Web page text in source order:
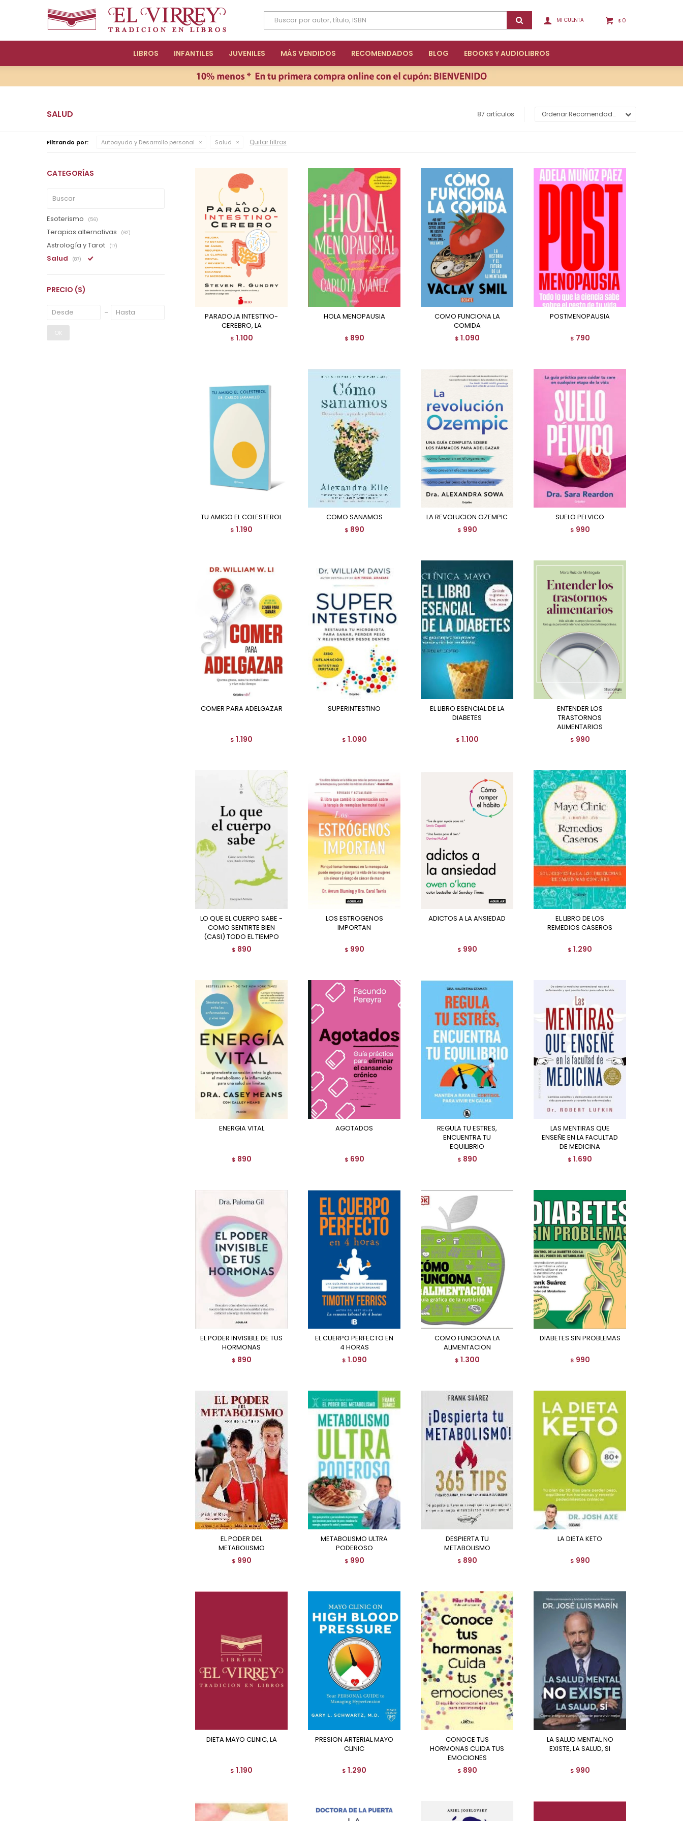
LIBROS INFANTILES JUVENILES MÁS VENDIDOS RECOMENDADOS BLOG EBOOKS Y AUDIOLIBROS
$ 0
SALUD 87 artículos Recomendados
Filtrando por: Autoayuda y Desarrollo personal Salud Quitar filtros
PARADOJA INTESTINO-
CEREBRO, LA
$ 1.100
HOLA MENOPAUSIA
$ 890
COMO FUNCIONA LA
COMIDA
$ 1.090
POSTMENOPAUSIA
$ 790
TU AMIGO EL COLESTEROL
$ 1.190
COMO SANAMOS
$ 890
LA REVOLUCION OZEMPIC
$ 990
SUELO PELVICO
$ 990
COMER PARA ADELGAZAR
$ 1.190
SUPERINTESTINO
$ 1.090
EL LIBRO ESENCIAL DE LA
DIABETES
$ 1.100
ENTENDER LOS
TRASTORNOS
ALIMENTARIOS
$ 990
LO QUE EL CUERPO SABE -
COMO SENTIRTE BIEN
(CASI) TODO EL TIEMPO
$ 890
LOS ESTROGENOS
IMPORTAN
$ 990
ADICTOS A LA ANSIEDAD
$ 990
EL LIBRO DE LOS
REMEDIOS CASEROS
$ 1.290
ENERGIA VITAL
$ 890
AGOTADOS
$ 690
REGULA TU ESTRES,
ENCUENTRA TU
EQUILIBRIO
$ 890
LAS MENTIRAS QUE
ENSEÑE EN LA FACULTAD
DE MEDICINA
$ 1.690
EL PODER INVISIBLE DE TUS
HORMONAS
$ 890
EL CUERPO PERFECTO EN
4 HORAS
$ 1.090
COMO FUNCIONA LA
ALIMENTACION
$ 1.300
DIABETES SIN PROBLEMAS
$ 990
EL PODER DEL
METABOLISMO
$ 990
METABOLISMO ULTRA
PODEROSO
$ 990
DESPIERTA TU
METABOLISMO
$ 890
LA DIETA KETO
$ 990
DIETA MAYO CLINIC, LA
$ 1.190
PRESION ARTERIAL MAYO
CLINIC
$ 1.290
CONOCE TUS
HORMONAS CUIDA TUS
EMOCIONES
$ 890
LA SALUD MENTAL NO
EXISTE, LA SALUD, SI
$ 990
CATEGORÍAS
Esoterismo (56)
Terapias alternativas (62)
Astrología y Tarot (17)
Salud (87)
PRECIO ($)
OK